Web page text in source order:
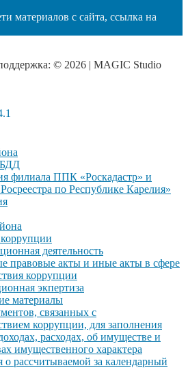
материалов с сайта, ссылка на
© 2026 | MAGIC Studio
филиала ППК «Роскадастр» и
по Республике Карелия»
деятельность
правовые акты и иные акты в сфере
коррупции
экпертиза
материалы
связанных с
коррупции, для заполнения
расходах, об имуществе и
имущественного характера
рассчитываемой за календарный